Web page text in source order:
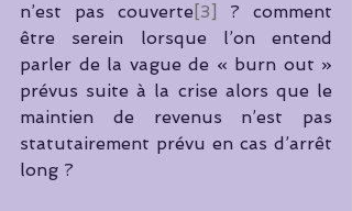
n’est pas couverte [3]
? comment
être serein lorsque l’on entend
parler de la vague de « burn out »
prévus suite à la crise alors que le
maintien de revenus n’est pas
statutairement prévu en cas d’arrêt
long ?